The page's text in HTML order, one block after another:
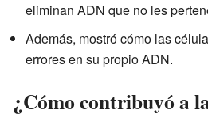
eliminan ADN que no les
Además, mostró cómo las
errores en su propio ADN.
¿Cómo contribuyó a